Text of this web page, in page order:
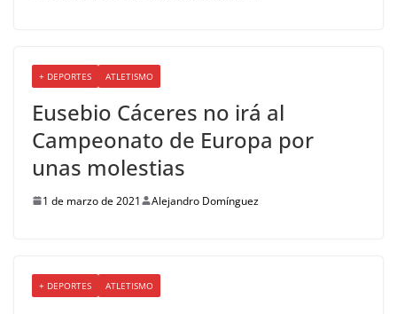
+ DEPORTES ATLETISMO
Eusebio Cáceres no irá al
Campeonato de Europa por
unas molestias
1 de marzo de 2021 Alejandro Domínguez
+ DEPORTES ATLETISMO